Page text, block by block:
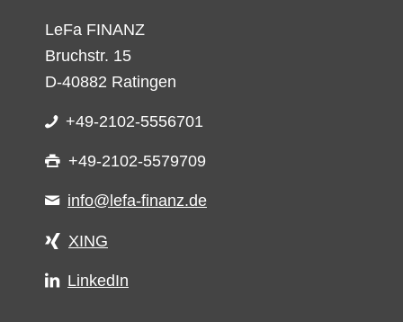
LeFa FINANZ
Bruchstr. 15
D-40882 Ratingen
+49-2102-5556701
+49-2102-5579709
info@lefa-finanz.de
XING
LinkedIn